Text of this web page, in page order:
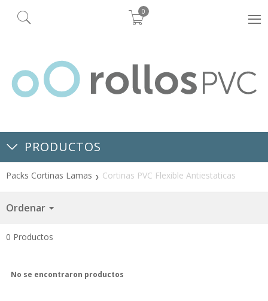
0
PRODUCTOS
Packs Cortinas Lamas Cortinas PVC Flexible Antiestaticas
Ordenar
0 Productos
No se encontraron productos